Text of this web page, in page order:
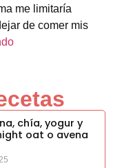
me limitaría
de comer mis
chía, yogur y
oat o avena